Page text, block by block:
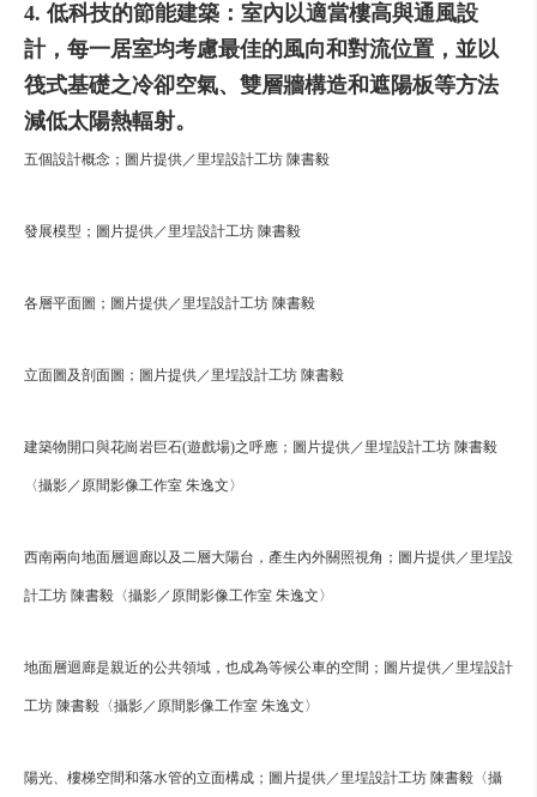
4. 低科技的節能建築：室內以適當樓高與通風設
計，每一居室均考慮最佳的風向和對流位置，並以
筏式基礎之冷卻空氣、雙層牆構造和遮陽板等方法
減低太陽熱輻射。
五個設計概念；圖片提供／里埕設計工坊 陳書毅
發展模型；圖片提供／里埕設計工坊 陳書毅
各層平面圖；圖片提供／里埕設計工坊 陳書毅
立面圖及剖面圖；圖片提供／里埕設計工坊 陳書毅
建築物開口與花崗岩巨石(遊戲場)之呼應；圖片提供／里埕設計工坊 陳書毅
〈攝影／原間影像工作室 朱逸文〉
西南兩向地面層迴廊以及二層大陽台，產生內外關照視角；圖片提供／里埕設
計工坊 陳書毅〈攝影／原間影像工作室 朱逸文〉
地面層迴廊是親近的公共領域，也成為等候公車的空間；圖片提供／里埕設計
工坊 陳書毅〈攝影／原間影像工作室 朱逸文〉
陽光、樓梯空間和落水管的立面構成；圖片提供／里埕設計工坊 陳書毅〈攝